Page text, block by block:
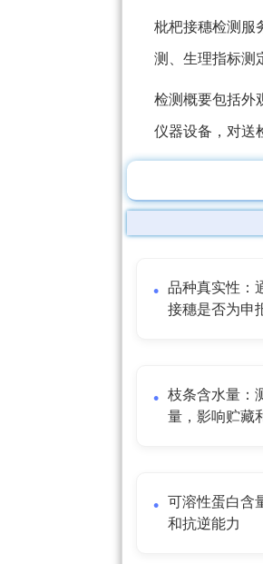
枇杷接穗检测服
测、生理指标测
检测概要包括外
仪器设备，对送
品种真实性：
接穗是否为申
枝条含水量：
量，影响贮藏
可溶性蛋白含
和抗逆能力